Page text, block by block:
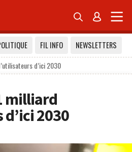
 
FIL INFO
NEWSLETTERS
d’ici 2030
milliard
2030